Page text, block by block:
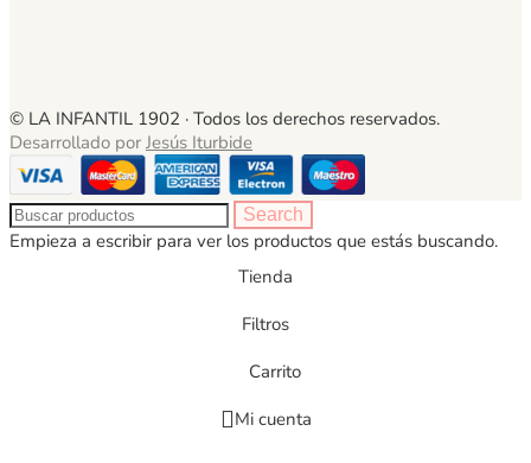
© LA INFANTIL 1902 · Todos los derechos reservados.
Desarrollado por Jesús Iturbide
Search
Empieza a escribir para ver los productos que estás buscando.
Tienda
Filtros
Carrito
Mi cuenta